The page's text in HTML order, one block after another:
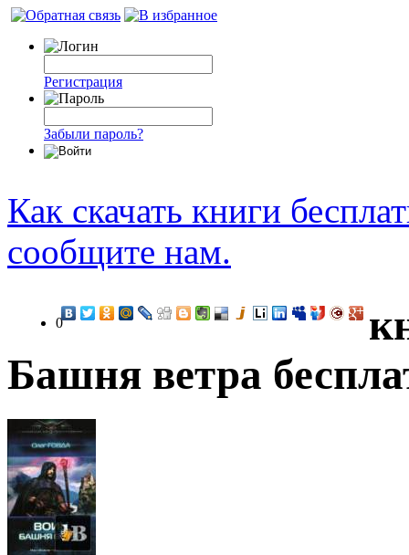
Регистрация
Забыли пароль?
Как скачать книги
сообщите нам.
0
Башня ветра